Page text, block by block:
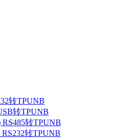
转TPUNB
转TPUNB
转TPUNB
转TPUNB